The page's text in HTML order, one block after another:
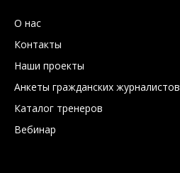
О нас
Контакты
Наши проекты
Анкеты гражданских журналистов
Каталог тренеров
Вебинар